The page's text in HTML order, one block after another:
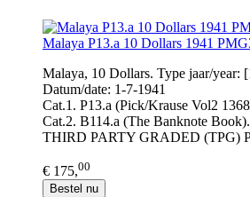
Malaya P13.a 10 Dollars 1941
Malaya, 10 Dollars. Type jaar/year:
Datum/date: 1-7-1941
Cat.1. P13.a (Pick/Krause Vol2
Cat.2. B114.a (The Banknote Book).
THIRD PARTY GRADED (TPG)
€ 175,00
Bestel nu